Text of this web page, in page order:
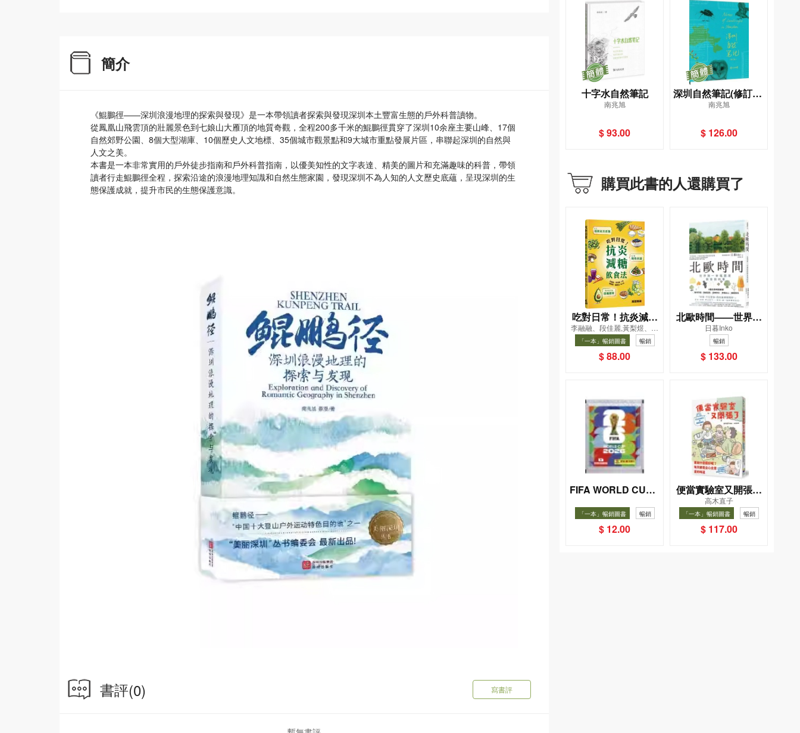
簡介
《鯤鵬徑——深圳浪漫地理的探索與發現》是一本帶領讀者探索與發現深圳本土豐富生態的戶外科普讀物。
從鳳凰山飛雲頂的壯麗景色到七娘山大雁頂的地質奇觀，全程200多千米的鯤鵬徑貫穿了深圳10余座主要山峰、17個
自然郊野公園、8個大型湖庫、10個歷史人文地標、35個城市觀景點和9大城市重點發展片區，串聯起深圳的自然與
人文之美。
本書是一本非常實用的戶外徒步指南和戶外科普指南，以優美知性的文字表達、精美的圖片和充滿趣味的科普，帶領
讀者行走鯤鵬徑全程，探索沿途的浪漫地理知識和自然生態家園，發現深圳不為人知的人文歷史底蘊，呈現深圳的生
態保護成就，提升市民的生態保護意識。
書評(0) 寫書評
十字水自然筆記
南兆旭
$ 93.00
深圳自然筆記(修訂版)
(精)
南兆旭
$ 126.00
購買此書的人還購買了
吃對日常！抗炎減糖
飲食法
李融融、段佳麗,黃梨煜、顧
凱辰
「一本」暢銷圖書 暢銷
$ 88.00
北歐時間——世界第
一幸福國度教會我的
事
日暮Inko
暢銷
$ 133.00
FIFA WORLD CUP 2
貼紙包）
「一本」暢銷圖書 暢銷
$ 12.00
便當實驗室又開張了
——日日和特別日的
菜單挑戰記
高木直子
「一本」暢銷圖書 暢銷
$ 117.00